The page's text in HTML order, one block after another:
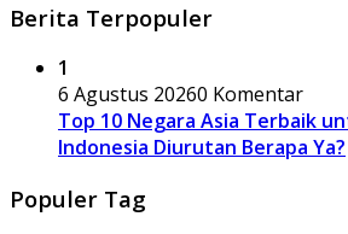
Berita Terpopuler
1
6 Agustus 20260 Komentar
Top 10 Negara Asia Terbaik
Indonesia Diurutan Berapa Ya?
Populer Tag